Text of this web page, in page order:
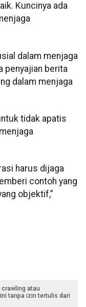
Kuncinya ada
dalam menjaga
penyajian berita
dalam menjaga
tidak apatis
harus dijaga
contoh yang
objektif,”
atau
tanpa izin tertulis dari